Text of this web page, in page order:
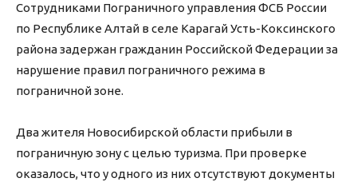
Сотрудниками Пограничного управления ФСБ России
по Республике Алтай в селе Карагай Усть-Коксинского
района задержан гражданин Российской Федерации за
нарушение правил пограничного режима в
пограничной зоне.
Два жителя Новосибирской области прибыли в
пограничную зону с целью туризма. При проверке
оказалось, что у одного из них отсутствуют документы